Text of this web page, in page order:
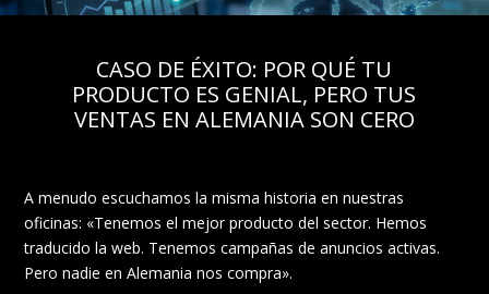
CASO DE ÉXITO: POR QUÉ TU
PRODUCTO ES GENIAL, PERO TUS
VENTAS EN ALEMANIA SON CERO
A menudo escuchamos la misma historia en nuestras
oficinas: «Tenemos el mejor producto del sector. Hemos
traducido la web. Tenemos campañas de anuncios activas.
Pero nadie en Alemania nos compra».